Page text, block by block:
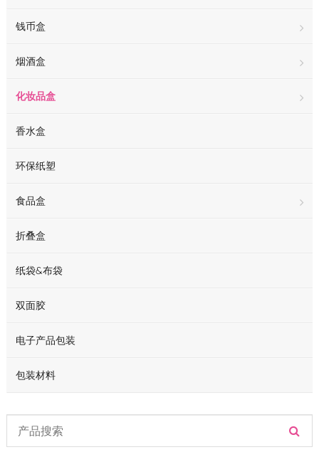
钱币盒
烟酒盒
化妆品盒
香水盒
环保纸塑
食品盒
折叠盒
纸袋&布袋
双面胶
电子产品包装
包装材料